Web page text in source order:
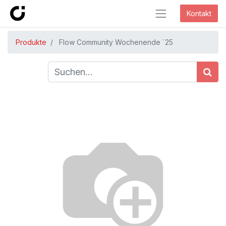
Kontakt
Produkte Flow Community Wochenende ´25